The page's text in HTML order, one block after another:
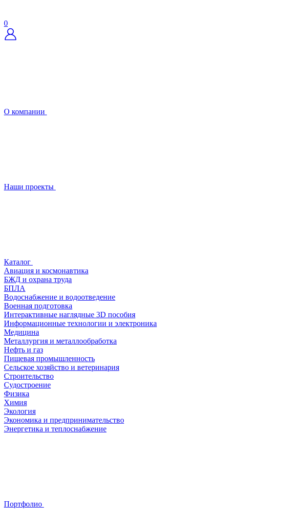
0
О компании
Наши проекты
Каталог
Авиация и космонавтика
БЖД и охрана труда
БПЛА
Водоснабжение и водоотведение
Военная подготовка
Интерактивные наглядные 3D пособия
Информационные технологии и электроника
Медицина
Металлургия и металлообработка
Нефть и газ
Пищевая промышленность
Сельское хозяйство и ветеринария
Строительство
Судостроение
Физика
Химия
Экология
Экономика и предпринимательство
Энергетика и теплоснабжение
Портфолио